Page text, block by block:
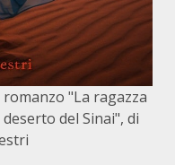
"La ragazza
del Sinai", di